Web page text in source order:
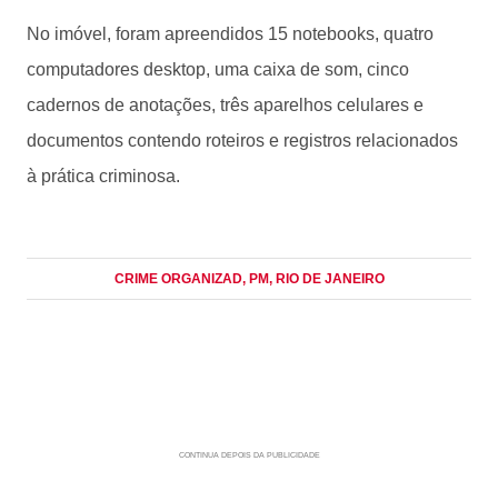
No imóvel, foram apreendidos 15 notebooks, quatro
computadores desktop, uma caixa de som, cinco
cadernos de anotações, três aparelhos celulares e
documentos contendo roteiros e registros relacionados
à prática criminosa.
CRIME ORGANIZAD, PM, RIO DE JANEIRO